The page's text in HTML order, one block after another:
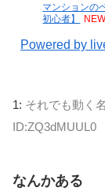
マンションの
初心者】
Powered by
1: それでも動く
ID:ZQ3dMUUL0
なんかある